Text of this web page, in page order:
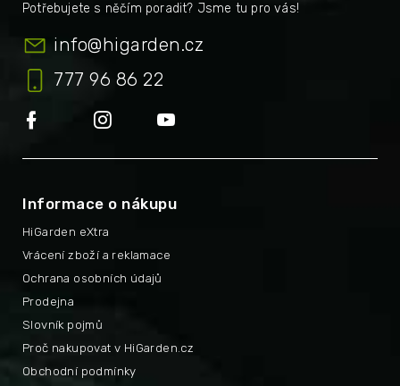
info@higarden.cz
777 96 86 22
Informace o nákupu
HiGarden eXtra
Proč nakupovat v HiGarden.cz
Vrácení zboží a reklamace
Obchodní podmínky
Ochrana osobních údajů
Prodejna
Slovník pojmů